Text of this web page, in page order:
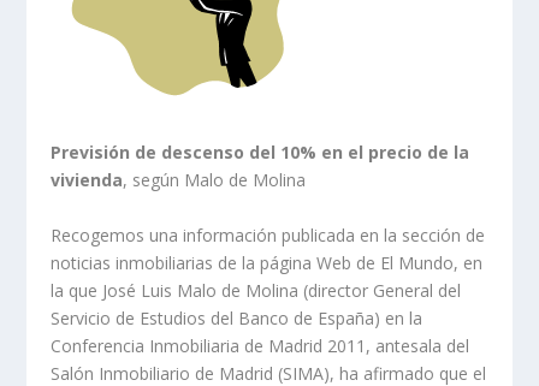
Previsión de descenso del 10% en el precio de la
vivienda, según Malo de Molina
Recogemos una información publicada en la sección de
noticias inmobiliarias de la página Web de El Mundo, en
la que José Luis Malo de Molina (director General del
Servicio de Estudios del Banco de España) en la
Conferencia Inmobiliaria de Madrid 2011, antesala del
Salón Inmobiliario de Madrid (SIMA), ha afirmado que el